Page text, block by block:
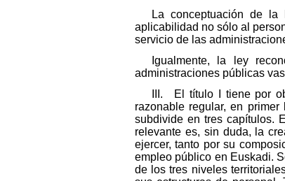
La conceptuación de
aplicabilidad no sólo al
servicio de las
Igualmente, la ley
administraciones públicas
III. El título I tiene por
razonable regular, en
subdivide en tres capítulos.
relevante es, sin duda, la
ejercer, tanto por su
empleo público en Euskadi.
de los tres niveles